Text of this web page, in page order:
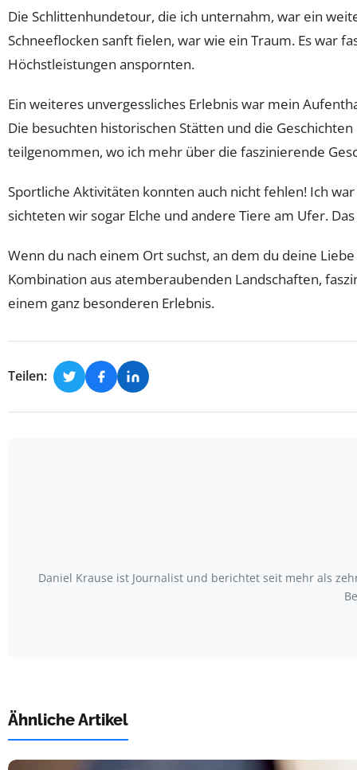
Die Schlittenhundetour, die ich unternahm, war ein
Schneeflocken sanft fielen, war wie ein Traum. Es war
Höchstleistungen anspornten.
Ein weiteres unvergessliches Erlebnis war mein
Die besuchten historischen Stätten und die
teilgenommen, wo ich mehr über die faszinierende
Sportliche Aktivitäten konnten auch nicht fehlen! Ich
sichteten wir sogar Elche und andere Tiere am Ufer.
Wenn du nach einem Ort suchst, an dem du deine
Kombination aus atemberaubenden Landschaften,
einem ganz besonderen Erlebnis.
Teilen:
Daniel Krause ist Journalist und berichtet seit mehr als
Ähnliche Artikel